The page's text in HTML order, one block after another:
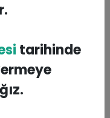
tarihinde